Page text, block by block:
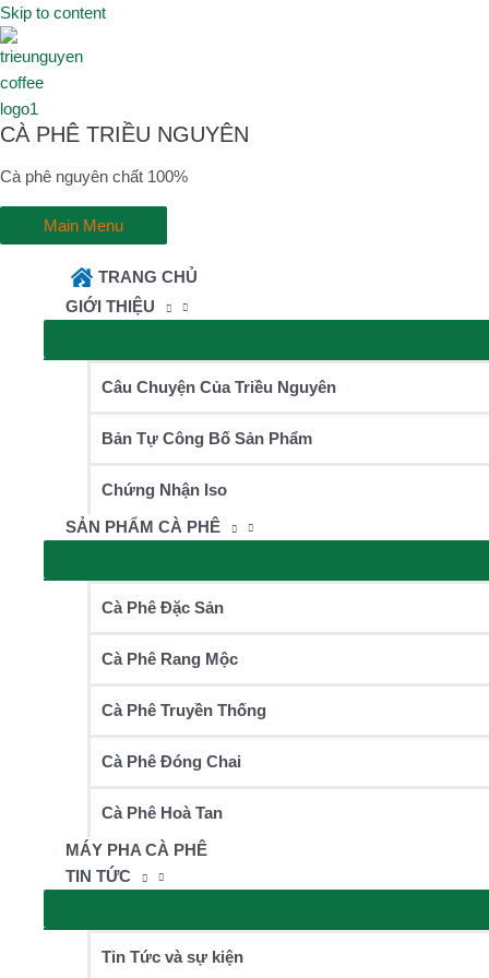
Skip to content
CÀ PHÊ TRIỀU NGUYÊN
Cà phê nguyên chất 100%
Main Menu
TRANG CHỦ
GIỚI THIỆU
Câu Chuyện Của Triều Nguyên
Bản Tự Công Bố Sản Phẩm
Chứng Nhận Iso
SẢN PHẨM CÀ PHÊ
Cà Phê Đặc Sản
Cà Phê Rang Mộc
Cà Phê Truyền Thống
Cà Phê Đóng Chai
Cà Phê Hoà Tan
MÁY PHA CÀ PHÊ
TIN TỨC
Tin Tức và sự kiện